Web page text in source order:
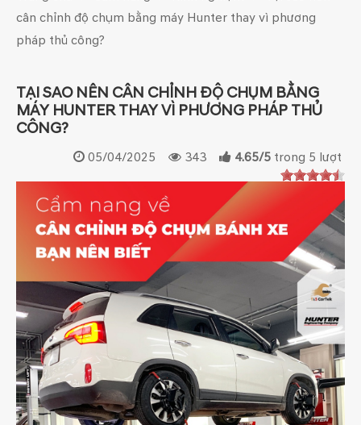
cân chỉnh độ chụm bằng máy Hunter thay vì phương
pháp thủ công?
TẠI SAO NÊN CÂN CHỈNH ĐỘ CHỤM BẰNG
MÁY HUNTER THAY VÌ PHƯƠNG PHÁP THỦ
CÔNG?
05/04/2025 343 4.65/5 trong 5 lượt